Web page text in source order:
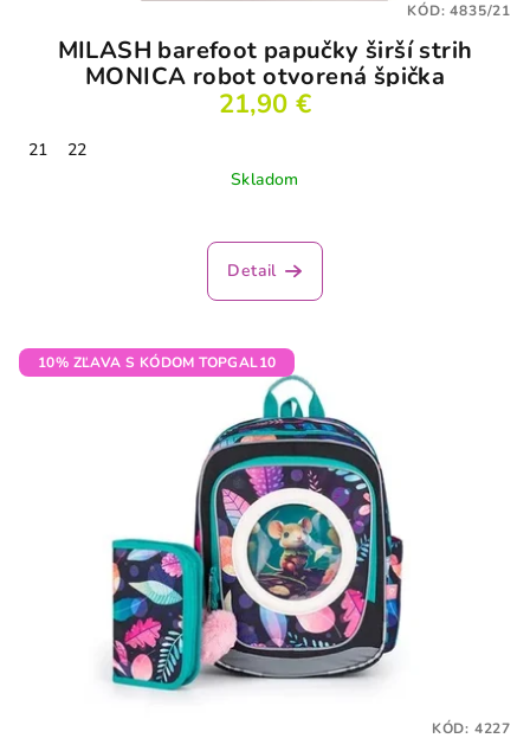
MILASH barefoot papučky širší strih
MONICA robot otvorená špička
21,90 €
21
22
Skladom
hodnotenie
produktu
5
hviezdičiek.
Detail
KÓD:4835/21
10% ZĽAVA S KÓDOM TOPGAL10
KÓD: 4227